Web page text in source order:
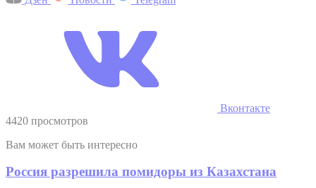
Вконтакте
4420 просмотров
Вам может быть интересно
Россия разрешила помидоры из Казахстана